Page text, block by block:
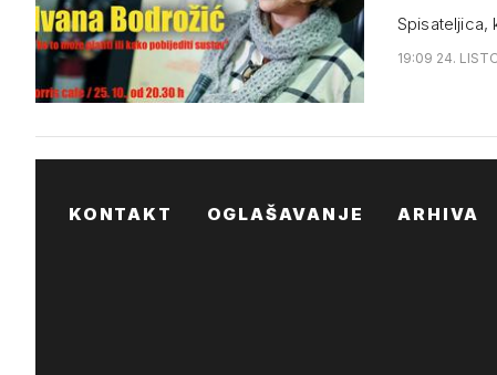
Spisateljica,
19:09 24.
KONTAKT OGLAŠAVANJE ARHIVA